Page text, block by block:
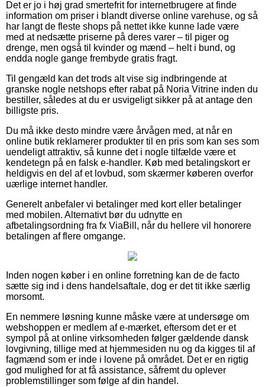
Det er jo i høj grad smertefrit for internetbrugere at finde
information om priser i blandt diverse online varehuse, og så
har langt de fleste shops på nettet ikke kunne lade være
med at nedsætte priserne på deres varer – til piger og
drenge, men også til kvinder og mænd – helt i bund, og
endda nogle gange frembyde gratis fragt.
Til gengæld kan det trods alt vise sig indbringende at
granske nogle netshops efter rabat på Noria Vitrine inden du
bestiller, således at du er usvigeligt sikker på at antage den
billigste pris.
Du må ikke desto mindre være årvågen med, at når en
online butik reklamerer produkter til en pris som kan ses som
uendeligt attraktiv, så kunne det i nogle tilfælde være et
kendetegn på en falsk e-handler. Køb med betalingskort er
heldigvis en del af et lovbud, som skærmer køberen overfor
uærlige internet handler.
Generelt anbefaler vi betalinger med kort eller betalinger
med mobilen. Alternativt bør du udnytte en
afbetalingsordning fra fx ViaBill, når du hellere vil honorere
betalingen af flere omgange.
Inden nogen køber i en online forretning kan de de facto
sætte sig ind i dens handelsaftale, dog er det tit ikke særlig
morsomt.
En nemmere løsning kunne måske være at undersøge om
webshoppen er medlem af e-mærket, eftersom det er et
sympol på at online virksomheden følger gældende dansk
lovgivning, tillige med at hjemmesiden nu og da kigges til af
fagmænd som er inde i lovene på området. Det er en rigtig
god mulighed for at få assistance, såfremt du oplever
problemstillinger som følge af din handel.